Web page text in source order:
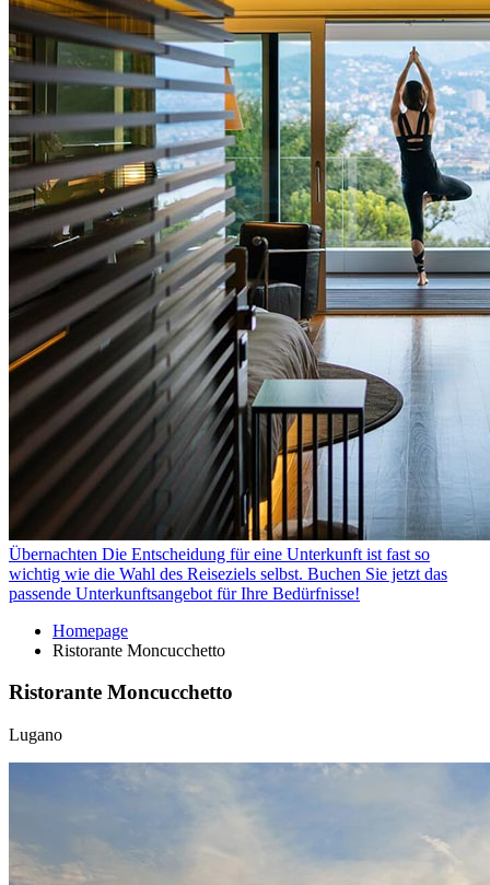
Übernachten Die Entscheidung für eine Unterkunft ist fast so
wichtig wie die Wahl des Reiseziels selbst. Buchen Sie jetzt das
passende Unterkunftsangebot für Ihre Bedürfnisse!
Homepage
Ristorante Moncucchetto
Ristorante Moncucchetto
Lugano